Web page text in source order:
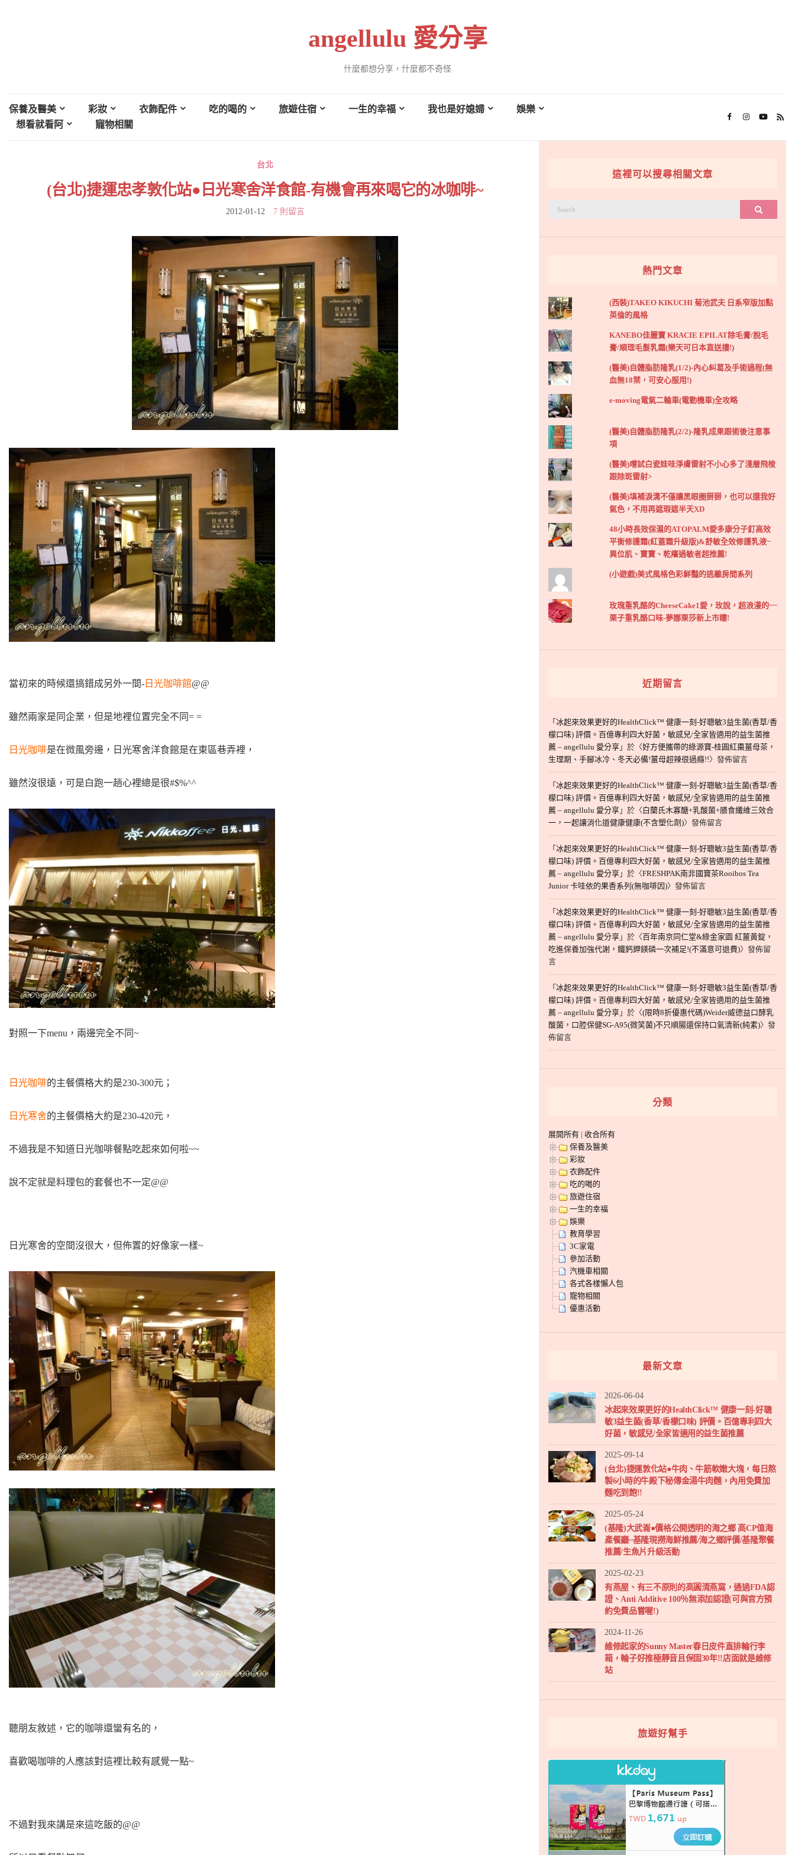
angellulu 愛分享
什麼都想分享，什麼都不奇怪
保養及醫美 彩妝 衣飾配件 吃的喝的 旅遊住宿 一生的幸福 我也是好媳婦
娛樂
想看就看阿
寵物相關
台北
(台北)捷運忠孝敦化站●日光寒舍洋食館-有機會再來喝它的冰咖啡~
2012-01-12 7 則留言
當初來的時候還搞錯成另外一間- 日光咖啡館@@
雖然兩家是同企業，但是地裡位置完全不同= =
日光咖啡是在微風旁邊，日光寒舍洋食館是在東區巷弄裡，
雖然沒很遠，可是白跑一趟心裡總是很#$%^^
對照一下menu，兩邊完全不同~
日光咖啡的主餐價格大約是230-300元；
日光寒舍的主餐價格大約是230-420元，
不過我是不知道日光咖啡餐點吃起來如何啦~~
說不定就是料理包的套餐也不一定@@
日光寒舍的空間沒很大，但佈置的好像家一樣~
聽朋友敘述，它的咖啡還蠻有名的，
喜歡喝咖啡的人應該對這裡比較有感覺一點~
不過對我來講是來這吃飯的@@
這裡可以搜尋相關文章
搜尋
熱門文章
(西裝)TAKEO KIKUCHI 菊池武夫 日系窄版加點
英倫的風格
KANEBO佳麗寶 KRACIE EPILAT除毛膏/脫毛
膏/順理毛髮乳霜(樂天可日本直送摟!)
(醫美)自體脂肪隆乳(1/2)-內心糾葛及手術過程(無
血無18禁，可安心服用!)
e-moving電氣二輪車(電動機車)全攻略
(醫美)自體脂肪隆乳(2/2)-隆乳成果跟術後注意事
項
(醫美)嚐試白瓷娃哇淨膚雷射不小心多了淺層飛梭
跟除斑雷射>
(醫美)填補淚溝不僅讓黑眼圈掰掰，也可以還我好
氣色，不用再遮瑕遮半天XD
48小時長效保濕的ATOPALM愛多康分子釘高效
平衡修護霜(紅蓋霜升級版)&舒敏全效修護乳液~
異位肌、寶寶、乾癢過敏者超推薦!
(小遊戲)美式風格色彩鮮豔的逃離房間系列
玫瑰重乳酪的CheeseCake1愛，玫說，超浪漫的~~
栗子重乳酪口味-夢娜栗莎新上市瞜!
近期留言
「 冰起來效果更好的HealthClick™ 健康一刻-好聰敏3益生菌(香草/香
檬口味) 評價。百億專利四大好菌，敏感兒/全家皆適用的益生菌推
薦 – angellulu 愛分享 」於〈好方便攜帶的綠源寶-桂圓紅棗薑母茶，
生理期、手腳冰冷、冬天必備!薑母超辣很過癮!!〉發佈留言
「 冰起來效果更好的HealthClick™ 健康一刻-好聰敏3益生菌(香草/香
檬口味) 評價。百億專利四大好菌，敏感兒/全家皆適用的益生菌推
薦 – angellulu 愛分享 」於〈白蘭氏木寡醣+乳酸菌+膳食纖維三效合
一，一起讓消化道健康健康(不含塑化劑)〉發佈留言
「 冰起來效果更好的HealthClick™ 健康一刻-好聰敏3益生菌(香草/香
檬口味) 評價。百億專利四大好菌，敏感兒/全家皆適用的益生菌推
薦 – angellulu 愛分享 」於〈FRESHPAK南非國寶茶Rooibos Tea
Junior 卡哇依的果香系列(無咖啡因)〉發佈留言
「 冰起來效果更好的HealthClick™ 健康一刻-好聰敏3益生菌(香草/香
檬口味) 評價。百億專利四大好菌，敏感兒/全家皆適用的益生菌推
薦 – angellulu 愛分享 」於〈百年南京同仁堂&綠金家園 紅薑黃錠，
吃進保養加強代謝，鐵鈣鉀鎂磷一次補足!(不滿意可退費)〉發佈留
言
「 冰起來效果更好的HealthClick™ 健康一刻-好聰敏3益生菌(香草/香
檬口味) 評價。百億專利四大好菌，敏感兒/全家皆適用的益生菌推
薦 – angellulu 愛分享 」於〈(限時8折優惠代碼)Weider威德益口酵乳
酸菌，口腔保健SG-A95(微笑菌)不只順腸還保持口氣清新(純素)〉發
佈留言
分類
展開所有 | 收合所有
保養及醫美
彩妝
衣飾配件
吃的喝的
旅遊住宿
一生的幸福
娛樂
教育學習
3C家電
參加活動
汽機車相關
各式各樣懶人包
寵物相關
優惠活動
最新文章
2026-06-04
冰起來效果更好的HealthClick™ 健康一刻-好聰
敏3益生菌(香草/香檬口味) 評價。百億專利四大
好菌，敏感兒/全家皆適用的益生菌推薦
2025-09-14
(台北)捷運敦化站●牛肉、牛筋軟嫩大塊，每日熬
製6小時的牛殿下秘傳金湯牛肉麵，內用免費加
麵吃到飽!!
2025-05-24
(基隆)大武崙●價格公開透明的海之鄉 高CP值海
產餐廳~基隆現撈海鮮推薦/海之鄉評價/基隆聚餐
推薦/生魚片升級活動
2025-02-23
有燕屋、有三不原則的高圓清燕窩，通過FDA認
證、Anti Additive 100％無添加認證(可與官方預
約免費品嘗喔!)
2024-11-26
維修起家的Sunny Master春日皮件直排輪行李
箱，輪子好推極靜音且保固30年!!店面就是維修
站
旅遊好幫手